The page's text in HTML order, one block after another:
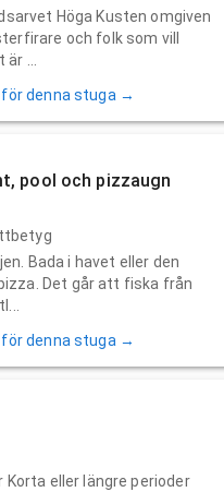
Höga Kusten omgiven
och folk som vill
...
denna stuga →
pool och pizzaugn
Bada i havet eller den
Det går att fiska från
denna stuga →
eller längre perioder